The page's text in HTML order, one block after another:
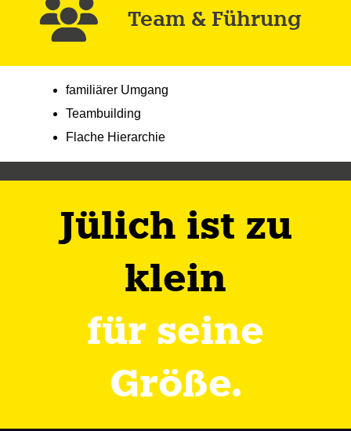
Team & Führung
familiärer Umgang
Teambuilding
Flache Hierarchie
Jülich ist zu
klein
für seine
Größe.